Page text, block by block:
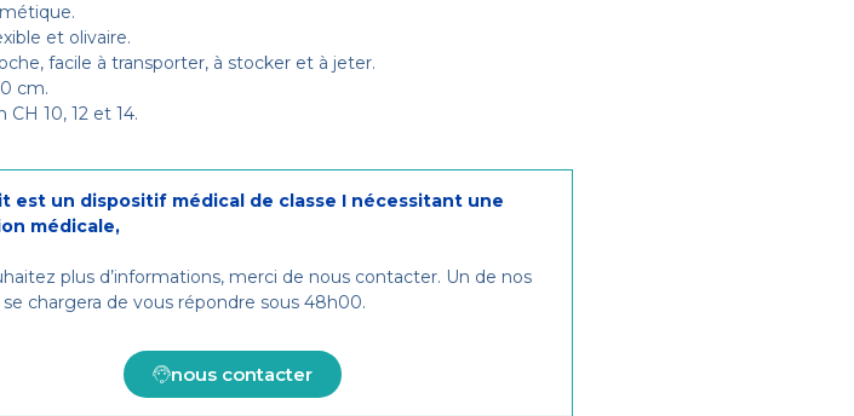
et olivaire.
facile à transporter, à stocker et à jeter.
cm.
CH 10, 12 et 14.
est un dispositif médical de classe I nécessitant une
médicale,
plus d’informations, merci de nous contacter. Un de nos
se chargera de vous répondre sous 48h00.
nous contacter